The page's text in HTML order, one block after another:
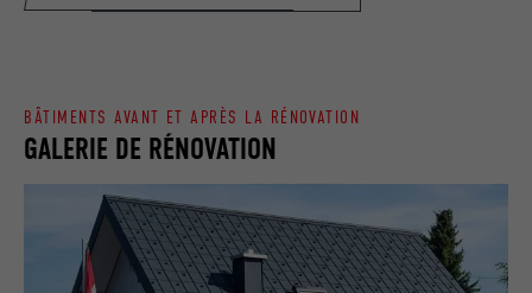
GALERIE DE RÉNOVATION
BÂTIMENTS AVANT ET APRÈS LA RÉNOVATION
UTILITÉ
autorise l'utilisation de cookies. Ne
contient aucun élément d'identification.
lang
EXPIRATION Session
UTILITÉ
Internet contient une fenêtre « Suivez-
nous » intégrée.